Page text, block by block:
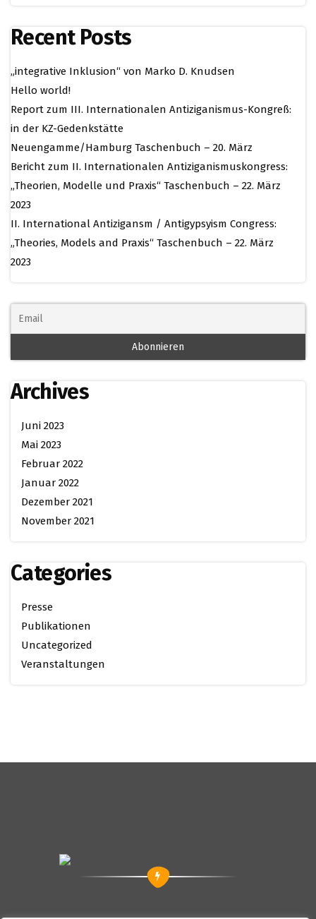
Recent Posts
„integrative Inklusion“ von Marko D. Knudsen
Hello world!
Report zum III. Internationalen Antiziganismus-Kongreß:
in der KZ-Gedenkstätte
Neuengamme/Hamburg Taschenbuch – 20. März
Bericht zum II. Internationalen Antiziganismuskongress:
„Theorien, Modelle und Praxis“ Taschenbuch – 22. März
2023
II. International Antizigansm / Antigypsyism Congress:
„Theories, Models and Praxis“ Taschenbuch – 22. März
2023
Archives
Juni 2023
Mai 2023
Februar 2022
Januar 2022
Dezember 2021
November 2021
Categories
Presse
Publikationen
Uncategorized
Veranstaltungen